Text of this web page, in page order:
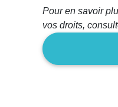
Pour en savoir
vos droits,